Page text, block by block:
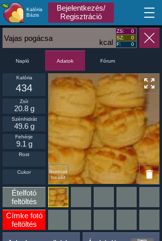
Kalória
Bázis
Bejelentkezés/
Regisztráció
MA
kcal
Vajas pogácsa
ZS:
0
SZ:
0
F:
0
Napló Adatok Fórum
Ikonnak
beállít
Kalória
434
Zsír
20.8 g
Szénhidrát
49.6 g
Fehérje
9.1 g
Rost
Cukor
Ételfotó
feltöltés
Címke fotó
feltöltés